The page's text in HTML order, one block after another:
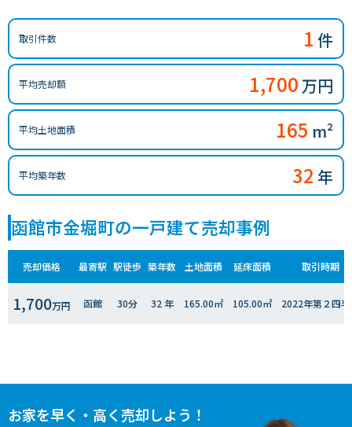
取引件数 1 件
平均売却額 1,700 万円
平均土地面積 165 m²
平均築年数 32 年
函館市金堀町の一戸建て売却事例
売却価格 最寄駅 駅徒歩 築年数 土地面積 延床面積 取引時期
1,700万円 函館 30分 32 年 165.00㎡ 105.00㎡ 2022年第２四
お家を早く・高く売却しよう！